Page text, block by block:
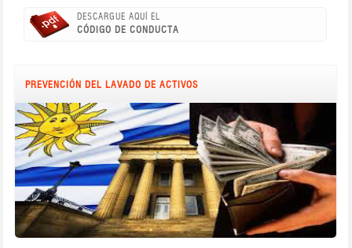
DESCARGUE AQUÍ EL
CÓDIGO DE CONDUCTA
PREVENCIÓN DEL LAVADO DE ACTIVOS